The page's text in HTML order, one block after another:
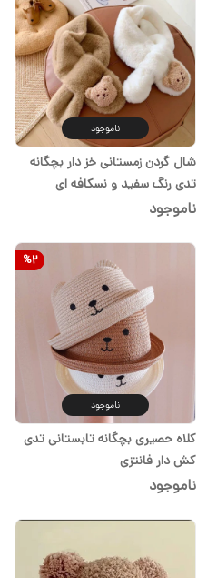
ناموجود
شال گردن زمستانی خز دار بچگانه
تدی رنگ سفید و نسکافه ای
ناموجود
%2
ناموجود
کلاه حصیری بچگانه تابستانی تدی
کش دار فانتزی
ناموجود